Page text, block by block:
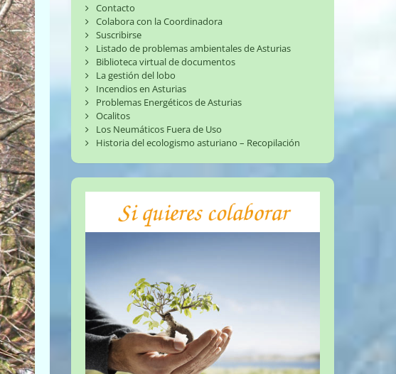
Contacto
Colabora con la Coordinadora
Suscribirse
Listado de problemas ambientales de Asturias
Biblioteca virtual de documentos
La gestión del lobo
Incendios en Asturias
Problemas Energéticos de Asturias
Ocalitos
Los Neumáticos Fuera de Uso
Historia del ecologismo asturiano – Recopilación